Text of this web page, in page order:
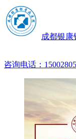
成都银康
咨询电话：